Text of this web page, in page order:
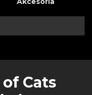
Cats